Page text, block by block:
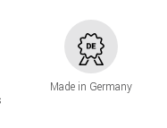
Made in Germany